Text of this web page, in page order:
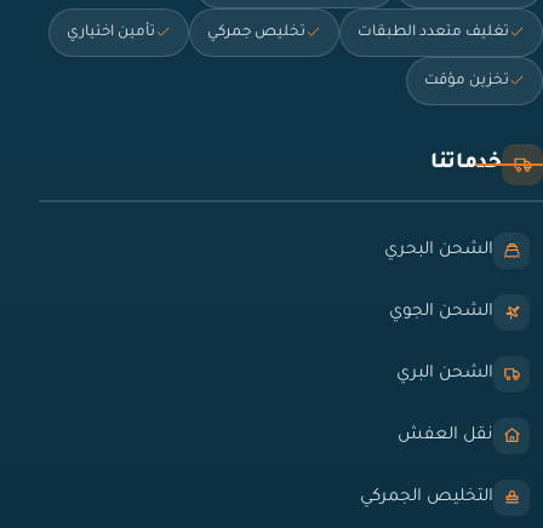
تغليف متعدد الطبقات تخليص جمركي تأمين اختياري
تخزين مؤقت
خدماتنا
الشحن البحري
الشحن الجوي
الشحن البري
نقل العفش
التخليص الجمركي